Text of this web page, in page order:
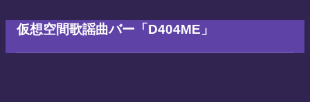
仮想空間歌謡曲バー「D404ME」